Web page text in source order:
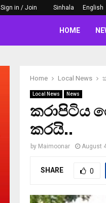
Sign in / Join Sinhala English
HOME
Home Local News
Local News News
කරාපිටිය
කරයි..
by Maimoonar August
SHARE 0